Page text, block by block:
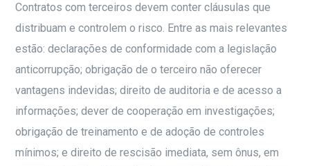
Contratos com terceiros devem conter cláusulas que
distribuam e controlem o risco. Entre as mais relevantes
estão: declarações de conformidade com a legislação
anticorrupção; obrigação de o terceiro não oferecer
vantagens indevidas; direito de auditoria e de acesso a
informações; dever de cooperação em investigações;
obrigação de treinamento e de adoção de controles
mínimos; e direito de rescisão imediata, sem ônus, em